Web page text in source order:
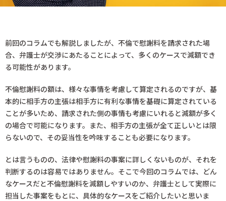
前回のコラムでも解説しましたが、不倫で慰謝料を請求された場
合、弁護士が交渉にあたることによって、多くのケースで減額でき
る可能性があります。
不倫慰謝料の額は、様々な事情を考慮して算定されるのですが、基
本的に相手方の主張は相手方に有利な事情を基礎に算定されている
ことが多いため、請求された側の事情も考慮にいれると減額が多く
の場合で可能になります。また、相手方の主張が全て正しいとは限
らないので、その妥当性を吟味することも必要になります。
とは言うものの、法律や慰謝料の事案に詳しくないものが、それを
判断するのは容易ではありません。そこで今回のコラムでは、どん
なケースだと不倫慰謝料を減額しやすいのか、弁護士として実際に
担当した事案をもとに、具体的なケースをご紹介したいと思いま